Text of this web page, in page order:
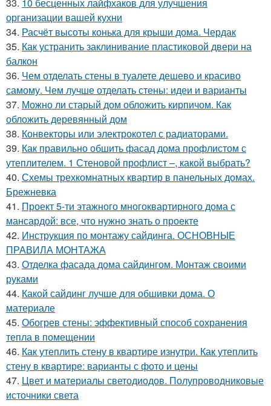
организации вашей кухни
34. Расчёт высоты конька для крыши дома. Чердак
35. Как устранить заклинивание пластиковой двери на
балкон
36. Чем отделать стены в туалете дешево и красиво
самому. Чем лучше отделать стены: идеи и варианты
37. Можно ли старый дом обложить кирпичом. Как
обложить деревянный дом
38. Конвекторы или электрокотел с радиаторами.
39. Как правильно обшить фасад дома профлистом с
утеплителем. 1 Стеновой профлист –, какой выбрать?
40. Схемы трехкомнатных квартир в панельных домах.
Брежневка
41. Проект 5-ти этажного многоквартирного дома с
мансардой: все, что нужно знать о проекте
42. Инструкция по монтажу сайдинга. ОСНОВНЫЕ
ПРАВИЛА МОНТАЖА
43. Отделка фасада дома сайдингом. Монтаж своими
руками
44. Какой сайдинг лучше для обшивки дома. О
материале
45. Обогрев стены: эффективный способ сохранения
тепла в помещении
46. Как утеплить стену в квартире изнутри. Как утеплить
стену в квартире: варианты с фото и цены
47. Цвет и материалы светодиодов. Полупроводниковые
источники света